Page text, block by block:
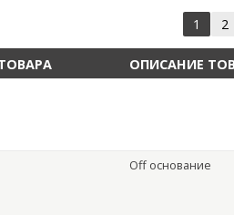
1 2
ОПИСАНИЕ
Off основание